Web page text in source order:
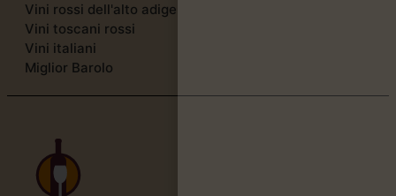
Vini rossi dell'alto adige
Vini toscani rossi
Vini italiani
Miglior Barolo